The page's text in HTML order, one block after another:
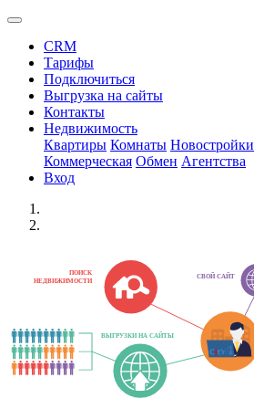
CRM
Тарифы
Подключиться
Выгрузка на сайты
Контакты
Недвижимость
Квартиры Комнаты Новостройки
Коммерческая Обмен Агентства
Вход